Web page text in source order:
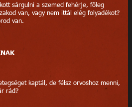
sárgulni a szemed fehérje, főleg
van, vagy nem ittál elég folyadékot?
van.
kaptál, de félsz orvoshoz menni,
rád?